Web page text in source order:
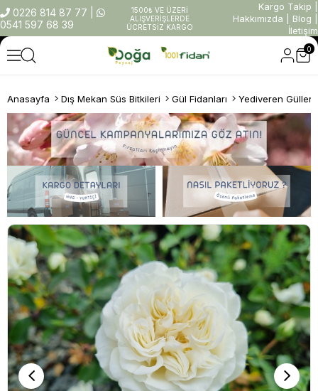
0226 814 87 77
0541 597 68 39
1500₺ VE ÜZERİ
ALIŞVERİŞLERDE
ÜCRETSİZ KARGO
Kargo Takip
Hakkımızda
Blog
İletişim
0
Anasayfa Dış Mekan Süs Bitkileri Gül Fidanları Yediveren Güller